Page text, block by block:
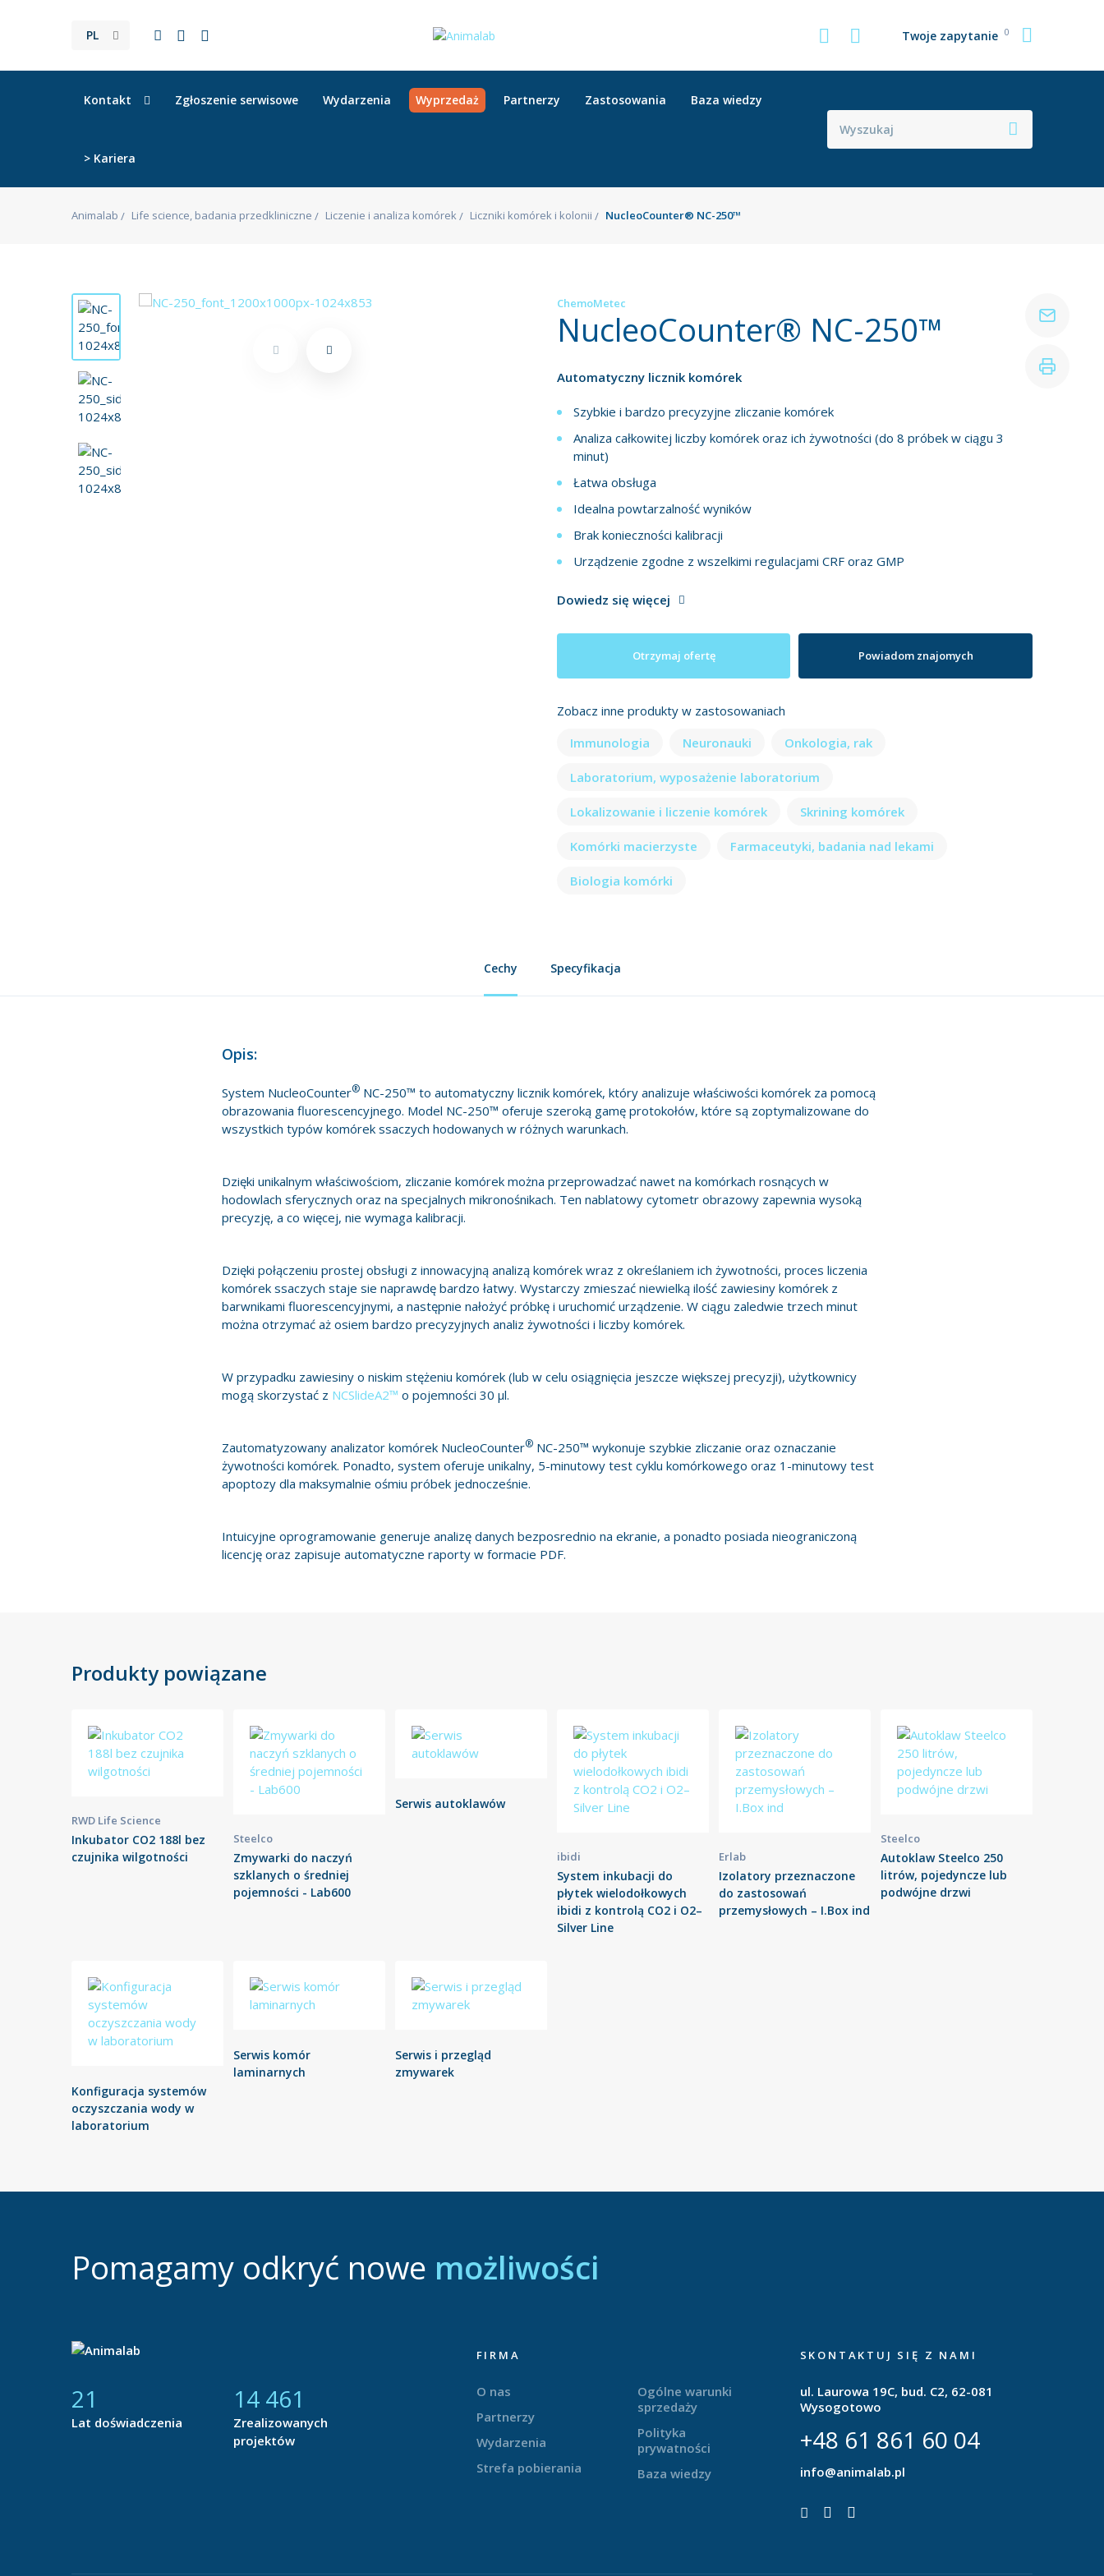
PL Twoje zapytanie 0
Kontakt Zgłoszenie serwisowe Wydarzenia Wyprzedaż Partnerzy Zastosowania Baza wiedzy
> Kariera
Animalab Life science, badania przedkliniczne Liczenie i analiza komórek Liczniki komórek i kolonii NucleoCounter® NC-250™
ChemoMetec
NucleoCounter® NC-250™
Automatyczny licznik komórek
Szybkie i bardzo precyzyjne zliczanie komórek
Analiza całkowitej liczby komórek oraz ich żywotności (do 8 próbek w ciągu 3
minut)
Łatwa obsługa
Idealna powtarzalność wyników
Brak konieczności kalibracji
Urządzenie zgodne z wszelkimi regulacjami CRF oraz GMP
Dowiedz się więcej
Otrzymaj ofertę Powiadom znajomych
Zobacz inne produkty w zastosowaniach
Immunologia
Neuronauki Onkologia, rak
Laboratorium, wyposażenie laboratorium
Lokalizowanie i liczenie komórek Skrining komórek
Komórki macierzyste Farmaceutyki, badania nad lekami
Biologia komórki
Cechy Specyfikacja
Opis:
System NucleoCounter®NC-250™ to automatyczny licznik komórek, który analizuje właściwości komórek za pomocą
obrazowania fluorescencyjnego. Model NC-250™ oferuje szeroką gamę protokołów, które są zoptymalizowane do
wszystkich typów komórek ssaczych hodowanych w różnych warunkach.
Dzięki unikalnym właściwościom, zliczanie komórek można przeprowadzać nawet na komórkach rosnących w
hodowlach sferycznych oraz na specjalnych mikronośnikach. Ten nablatowy cytometr obrazowy zapewnia wysoką
precyzję, a co więcej, nie wymaga kalibracji.
Dzięki połączeniu prostej obsługi z innowacyjną analizą komórek wraz z określaniem ich żywotności, proces liczenia
komórek ssaczych staje sie naprawdę bardzo łatwy. Wystarczy zmieszać niewielką ilość zawiesiny komórek z
barwnikami fluorescencyjnymi, a następnie nałożyć próbkę i uruchomić urządzenie. W ciągu zaledwie trzech minut
można otrzymać aż osiem bardzo precyzyjnych analiz żywotności i liczby komórek.
W przypadku zawiesiny o niskim stężeniu komórek (lub w celu osiągnięcia jeszcze większej precyzji), użytkownicy
mogą skorzystać z NCSlideA2™ o pojemności 30 µl.
Zautomatyzowany analizator komórek NucleoCounter®NC-250™ wykonuje szybkie zliczanie oraz oznaczanie
żywotności komórek. Ponadto, system oferuje unikalny, 5-minutowy test cyklu komórkowego oraz 1-minutowy test
apoptozy dla maksymalnie ośmiu próbek jednocześnie.
Intuicyjne oprogramowanie generuje analizę danych bezposrednio na ekranie, a ponadto posiada nieograniczoną
licencję oraz zapisuje automatyczne raporty w formacie PDF.
Produkty powiązane
RWD Life Science
Inkubator CO2 188l bez
czujnika wilgotności
Steelco
Zmywarki do naczyń
szklanych o średniej
pojemności - Lab600
Serwis autoklawów
ibidi
System inkubacji do
płytek wielodołkowych
ibidi z kontrolą CO2 i O2–
Silver Line
Erlab
Izolatory przeznaczone
do zastosowań
przemysłowych – I.Box ind
Steelco
Autoklaw Steelco 250
litrów, pojedyncze lub
podwójne drzwi
Konfiguracja systemów
oczyszczania wody w
laboratorium
Serwis komór
laminarnych
Serwis i przegląd
zmywarek
Pomagamy odkryć nowe możliwości
21
Lat doświadczenia
14 877
Zrealizowanych
projektów
FIRMA
O nas
Partnerzy
Wydarzenia
Strefa pobierania
Ogólne warunki
sprzedaży
Polityka
prywatności
Baza wiedzy
SKONTAKTUJ SIĘ Z NAMI
ul. Laurowa 19C, bud. C2, 62-081
Wysogotowo
+48 61 861 60 04
info@animalab.pl